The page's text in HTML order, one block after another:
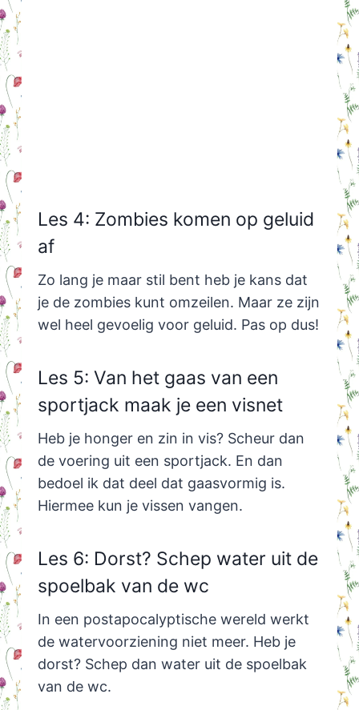
Les 4: Zombies komen op geluid
af
Zo lang je maar stil bent heb je kans dat
je de zombies kunt omzeilen. Maar ze zijn
wel heel gevoelig voor geluid. Pas op dus!
Les 5: Van het gaas van een
sportjack maak je een visnet
Heb je honger en zin in vis? Scheur dan
de voering uit een sportjack. En dan
bedoel ik dat deel dat gaasvormig is.
Hiermee kun je vissen vangen.
Les 6: Dorst? Schep water uit de
spoelbak van de wc
In een postapocalyptische wereld werkt
de watervoorziening niet meer. Heb je
dorst? Schep dan water uit de spoelbak
van de wc.